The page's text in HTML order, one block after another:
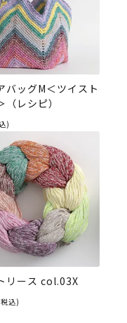
バッグM＜ツイスト
（レシピ）
)
リース col.03X
込)